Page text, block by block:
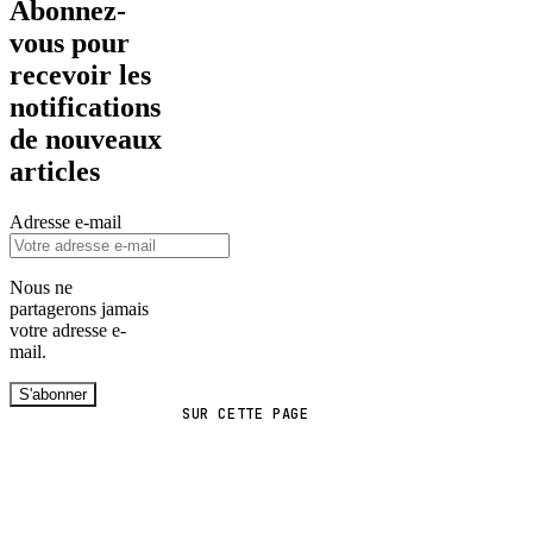
SUR CETTE PAGE
Abonnez-
vous pour
recevoir les
notifications
de nouveaux
articles
Adresse e-mail
Nous ne
partagerons jamais
votre adresse e-
mail.
S'abonner